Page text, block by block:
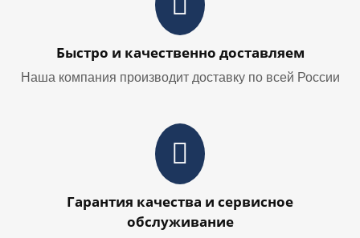
Быстро и качественно доставляем
Наша компания производит доставку по всей России
Гарантия качества и сервисное
обслуживание